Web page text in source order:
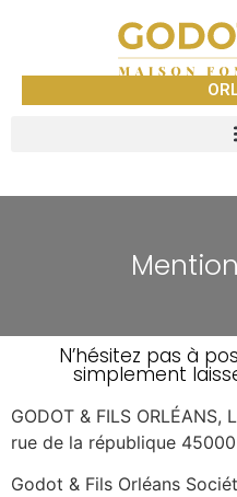
N’hésitez pas à
simplement
GODOT & FILS
rue de la république
Godot & Fils Orléans